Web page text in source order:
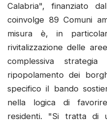
Calabria", finanziato
coinvolge 89 Comuni
misura è, in
rivitalizzazione delle
complessiva
ripopolamento dei
specifico il bando
nella logica di
residenti. "Si tratta di